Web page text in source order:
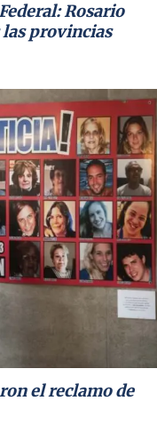
Rosario
las provincias
el reclamo de